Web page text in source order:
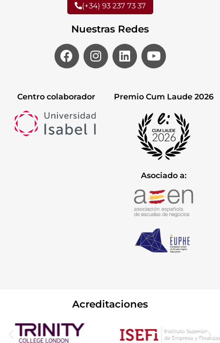
(+34) 93 237 73 37
Nuestras Redes
Centro colaborador Premio Cum Laude 2026
Asociado a:
Acreditaciones